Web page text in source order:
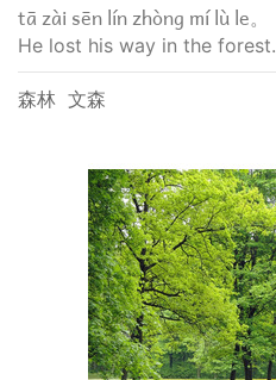
tā zài sēn lín zhòng mí lù le。
He lost his way in the forest.
森林 文森